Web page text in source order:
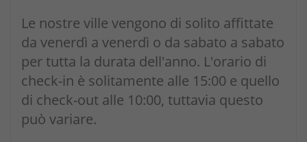
Le nostre ville vengono di solito affittate
da venerdì a venerdì o da sabato a sabato
per tutta la durata dell'anno. L'orario di
check-in è solitamente alle 15:00 e quello
di check-out alle 10:00, tuttavia questo
può variare.